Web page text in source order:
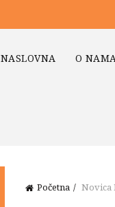
NASLOVNA O
Početna Novica